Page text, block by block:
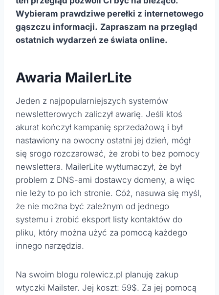
Wybieram prawdziwe perełki z internetowego
gąszczu informacji. Zapraszam na przegląd
ostatnich wydarzeń ze świata online.
Awaria MailerLite
Jeden z najpopularniejszych systemów
newsletterowych zaliczył awarię. Jeśli ktoś
akurat kończył kampanię sprzedażową i był
nastawiony na owocny ostatni jej dzień, mógł
się srogo rozczarować, że zrobi to bez pomocy
newslettera. MailerLite wytłumaczył, że był
problem z DNS-ami dostawcy domeny, a więc
nie leży to po ich stronie. Cóż, nasuwa się myśl,
że nie można być zależnym od jednego
systemu i zrobić eksport listy kontaktów do
pliku, który można użyć za pomocą każdego
innego narzędzia.
Na swoim blogu rolewicz.pl planuję zakup
wtyczki Mailster. Jej koszt: 59$. Za jej pomocą